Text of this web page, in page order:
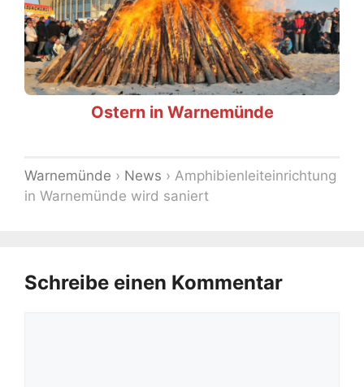
Ostern in Warnemünde
Warnemünde › News › Amphibienleiteinrichtung
in Warnemünde wird saniert
Schreibe einen Kommentar